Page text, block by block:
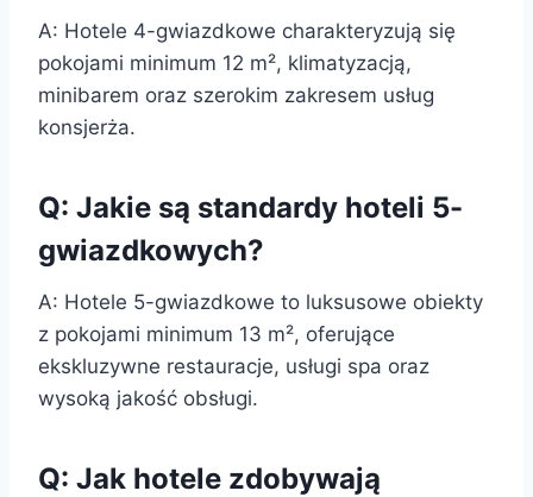
A: Hotele 4-gwiazdkowe charakteryzują się
pokojami minimum 12 m², klimatyzacją,
minibarem oraz szerokim zakresem usług
konsjerża.
Q: Jakie są standardy hoteli 5-
gwiazdkowych?
A: Hotele 5-gwiazdkowe to luksusowe obiekty
z pokojami minimum 13 m², oferujące
ekskluzywne restauracje, usługi spa oraz
wysoką jakość obsługi.
Q: Jak hotele zdobywają